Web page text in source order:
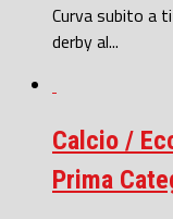
Curva subito a
derby al...
Calcio /
Prima